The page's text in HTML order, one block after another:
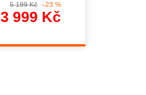
5 199 Kč –23 %
3 999 Kč
cena: